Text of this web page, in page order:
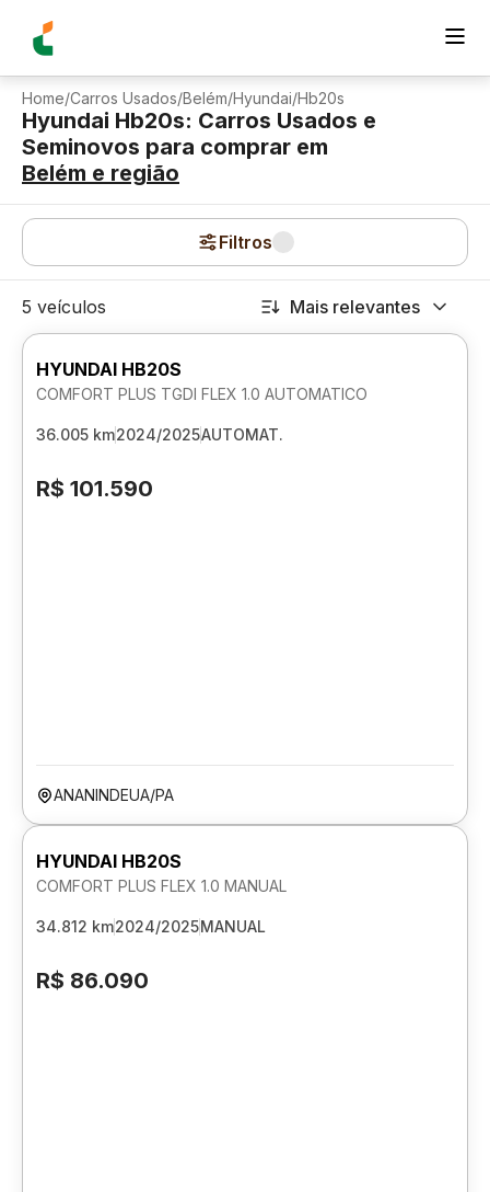
Home/Carros Usados/Belém/Hyundai/Hb20s
Hyundai Hb20s: Carros Usados e
Seminovos para comprar em
Belém e região
Filtros
5 veículos Mais relevantes
HYUNDAI HB20S
COMFORT PLUS TGDI FLEX 1.0 AUTOMATICO
36.005 km2024/2025AUTOMAT.
R$ 101.590
ANANINDEUA/PA
HYUNDAI HB20S
COMFORT PLUS FLEX 1.0 MANUAL
34.812 km2024/2025MANUAL
R$ 86.090